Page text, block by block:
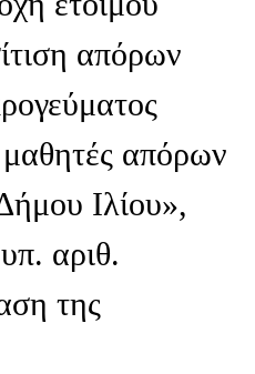
απόρων
μαθητές απόρων
Ιλίου»,
αριθ.
της